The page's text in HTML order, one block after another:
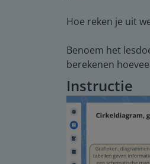
Hoe reken je uit
Benoem het
berekenen
Instructie